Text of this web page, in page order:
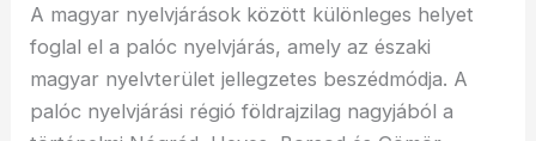
A magyar nyelvjárások között különleges helyet
foglal el a palóc nyelvjárás, amely az északi
magyar nyelvterület jellegzetes beszédmódja. A
palóc nyelvjárási régió földrajzilag nagyjából a